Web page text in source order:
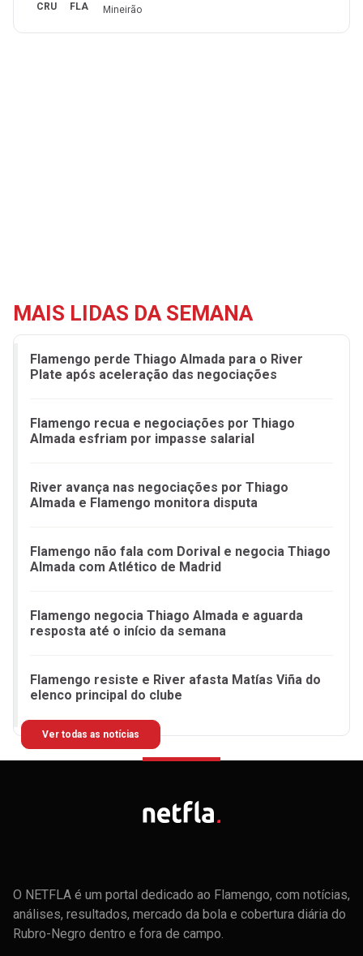
CRU FLA Mineirão
MAIS LIDAS DA SEMANA
Flamengo perde Thiago Almada para o River
Plate após aceleração das negociações
Flamengo recua e negociações por Thiago
Almada esfriam por impasse salarial
River avança nas negociações por Thiago
Almada e Flamengo monitora disputa
Flamengo não fala com Dorival e negocia Thiago
Almada com Atlético de Madrid
Flamengo negocia Thiago Almada e aguarda
resposta até o início da semana
Flamengo resiste e River afasta Matías Viña do
elenco principal do clube
Ver todas as notícias
O NETFLA é um portal dedicado ao Flamengo, com notícias,
análises, resultados, mercado da bola e cobertura diária do
Rubro-Negro dentro e fora de campo.